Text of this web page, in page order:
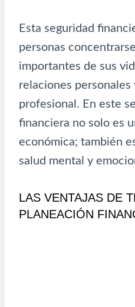
Esta seguridad
personas
importantes de sus
relaciones
profesional. En este
financiera no solo es
económica; también
salud mental y
LAS VENTAJAS DE
PLANEACIÓN